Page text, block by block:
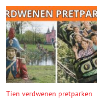
Tien verdwenen pretparken